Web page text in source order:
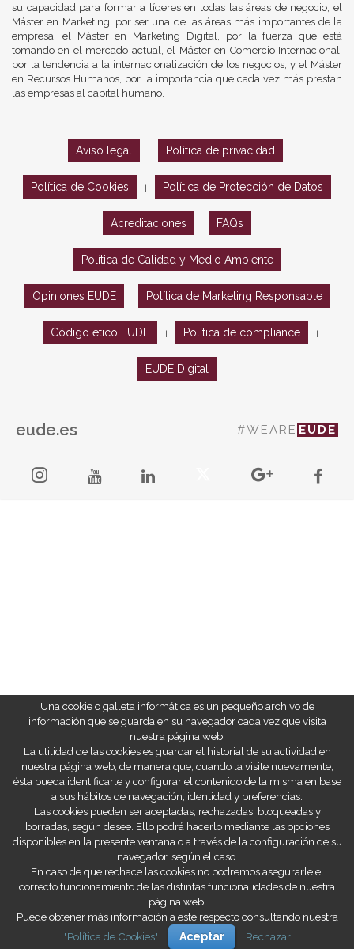
su capacidad para formar a líderes en todas las áreas de negocio, el
Máster en Marketing, por ser una de las áreas más importantes de la
empresa, el Máster en Marketing Digital, por la fuerza que está
tomando en el mercado actual, el Máster en Comercio Internacional,
por la tendencia a la internacionalización de los negocios, y el Máster
en Recursos Humanos, por la importancia que cada vez más prestan
las empresas al capital humano.
Aviso legal Política de privacidad
Política de Cookies Política de Protección de Datos
Acreditaciones FAQs
Política de Calidad y Medio Ambiente
Opiniones EUDE Política de Marketing Responsable
Código ético EUDE Política de compliance
EUDE Digital
eude.es #WEARE EUDE
Una cookie o galleta informática es un pequeño archivo de
información que se guarda en su navegador cada vez que visita
nuestra página web.
La utilidad de las cookies es guardar el historial de su actividad en
nuestra página web, de manera que, cuando la visite nuevamente,
ésta pueda identificarle y configurar el contenido de la misma en base
a sus hábitos de navegación, identidad y preferencias.
Las cookies pueden ser aceptadas, rechazadas, bloqueadas y
borradas, según desee. Ello podrá hacerlo mediante las opciones
disponibles en la presente ventana o a través de la configuración de su
navegador, según el caso.
En caso de que rechace las cookies no podremos asegurarle el
correcto funcionamiento de las distintas funcionalidades de nuestra
página web.
Puede obtener más información a este respecto consultando nuestra
"Política de Cookies"
Aceptar Rechazar